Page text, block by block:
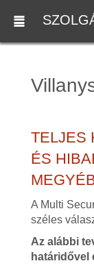
TELJES
ÉS
A Multi
széles
Az alábbi
határidővel